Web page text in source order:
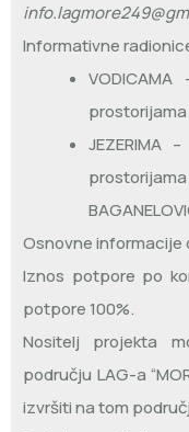
Informativne
Osnovne informacije
Iznos potpore po
potpore 100%.
Nositelj projekta
području LAG-a
izvršiti na tom